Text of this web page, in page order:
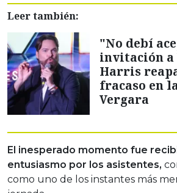
Leer también:
"No debí
invitación a
Harris
fracaso en
Vergara
El inesperado momento fue
entusiasmo por los asistentes,
como uno de los instantes más